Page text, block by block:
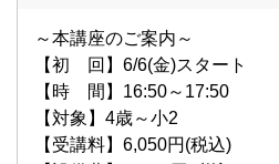
～本講座のご案内～
【初 回】6/6(金)スタート
【時 間】16:50～17:50
【対象】4歳～小2
【受講料】6,050円(税込)